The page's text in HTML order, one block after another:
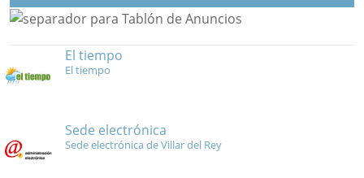
El tiempo
El tiempo
Sede electrónica
Sede electrónica de Villar del Rey